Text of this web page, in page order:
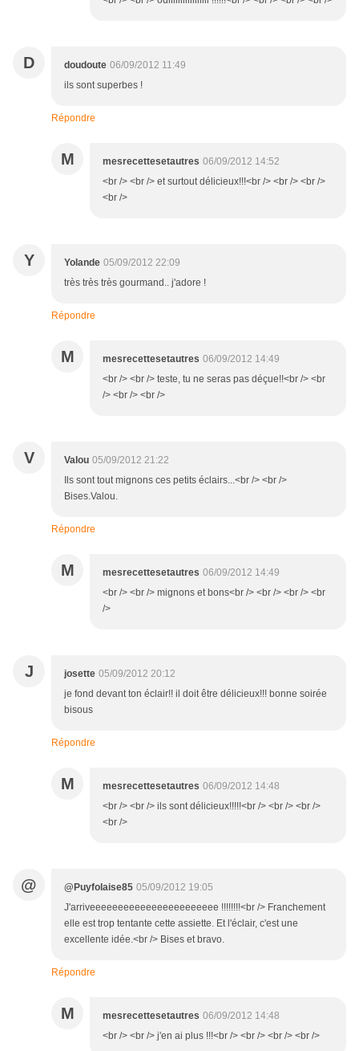
D doudoute 06/09/2012 11:49
ils sont superbes !
Répondre
M mesrecettesetautres 06/09/2012 14:52
<br /> <br /> et surtout délicieux!!!<br /> <br /> <br />
<br />
Y Yolande 05/09/2012 22:09
très très très gourmand.. j'adore !
Répondre
M mesrecettesetautres 06/09/2012 14:49
<br /> <br /> teste, tu ne seras pas déçue!!<br /> <br
/> <br /> <br />
V Valou 05/09/2012 21:22
Ils sont tout mignons ces petits éclairs...<br /> <br />
Bises.Valou.
Répondre
M mesrecettesetautres 06/09/2012 14:49
<br /> <br /> mignons et bons<br /> <br /> <br /> <br
/>
J josette 05/09/2012 20:12
je fond devant ton éclair!! il doit être délicieux!!! bonne soirée
bisous
Répondre
M mesrecettesetautres 06/09/2012 14:48
<br /> <br /> ils sont délicieux!!!!!<br /> <br /> <br />
<br />
@ @Puyfolaise85 05/09/2012 19:05
J'arriveeeeeeeeeeeeeeeeeeeeeee !!!!!!!!<br /> Franchement
elle est trop tentante cette assiette. Et l'éclair, c'est une
excellente idée.<br /> Bises et bravo.
Répondre
M mesrecettesetautres 06/09/2012 14:48
<br /> <br /> j'en ai plus !!!<br /> <br /> <br /> <br />